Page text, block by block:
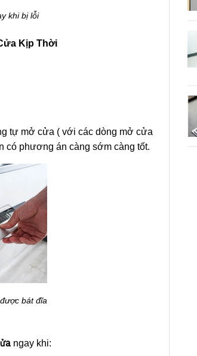
khi bị lỗi
Kịp Thời
tự mở cửa ( với các dòng mở cửa
có phương án càng sớm càng tốt.
bát đĩa
ngay khi: